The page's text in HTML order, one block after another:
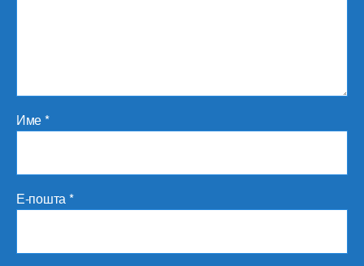
Име*
Е-пошта *